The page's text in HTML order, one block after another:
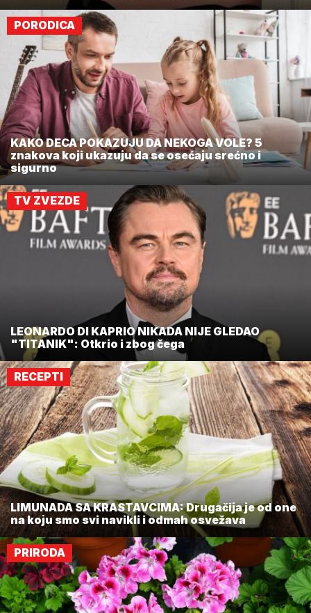
PORODICA
KAKO DECA POKAZUJU DA NEKOGA VOLE? 5
znakova koji ukazuju da se osećaju srećno i
sigurno
TV ZVEZDE
LEONARDO DI KAPRIO NIKADA NIJE GLEDAO
"TITANIK": Otkrio i zbog čega
RECEPTI
LIMUNADA SA KRASTAVCIMA: Drugačija je od one
na koju smo svi navikli i odmah osvežava
PRIRODA